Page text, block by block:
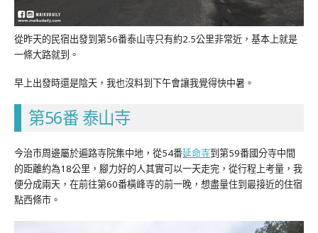
從昨天的民宿出發到第56番泰山寺只有約2.5公里非常近，基本上就是
一條大路就到。
早上出發時還是陰天，我也沒料到下午會讓我覺得快中暑。
第56番 泰山寺
今治市周邊屬於遍路寺院集中地，從54番延命寺到第59番國分寺中間
的距離約為18公里，腳力好的人其實可以一天走完，從行程上考量，我
便分成兩天，在前往第60番橫峰寺的前一晚，想盡量住到最接近的住宿
點西條市。